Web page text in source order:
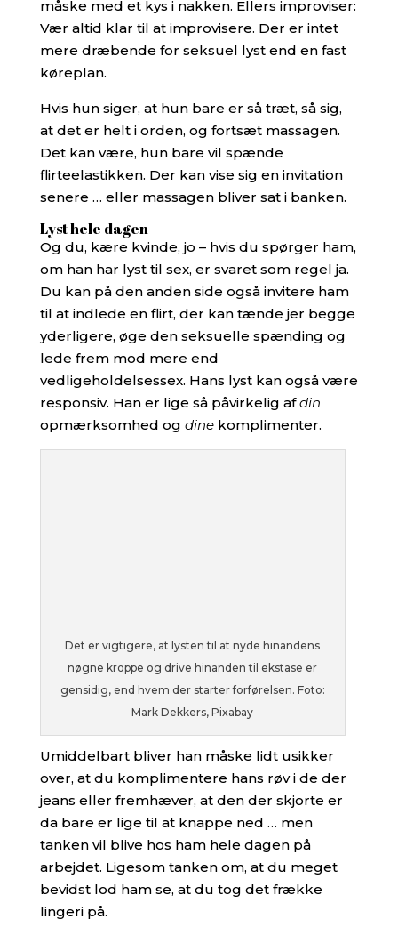
måske med et kys i nakken. Ellers improviser:
Vær altid klar til at improvisere. Der er intet
mere dræbende for seksuel lyst end en fast
køreplan.
Hvis hun siger, at hun bare er så træt, så sig,
at det er helt i orden, og fortsæt massagen.
Det kan være, hun bare vil spænde
flirteelastikken. Der kan vise sig en invitation
senere … eller massagen bliver sat i banken.
Lyst hele dagen
Og du, kære kvinde, jo – hvis du spørger ham,
om han har lyst til sex, er svaret som regel ja.
Du kan på den anden side også invitere ham
til at indlede en flirt, der kan tænde jer begge
yderligere, øge den seksuelle spænding og
lede frem mod mere end
vedligeholdelsessex. Hans lyst kan også være
responsiv. Han er lige så påvirkelig afdin
opmærksomhed og dinekomplimenter.
Det er vigtigere, at lysten til at nyde hinandens
nøgne kroppe og drive hinanden til ekstase er
gensidig, end hvem der starter forførelsen. Foto:
Mark Dekkers, Pixabay
Umiddelbart bliver han måske lidt usikker
over, at du komplimentere hans røv i de der
jeans eller fremhæver, at den der skjorte er
da bare er lige til at knappe ned … men
tanken vil blive hos ham hele dagen på
arbejdet. Ligesom tanken om, at du meget
bevidst lod ham se, at du tog det frække
lingeri på.